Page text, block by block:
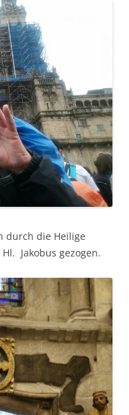
durch die Heilige
Jakobus gezogen.